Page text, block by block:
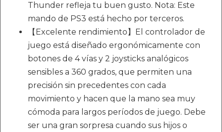
Thunder refleja tu buen gusto. Nota: Este
mando de PS3 está hecho por terceros.
【Excelente rendimiento】El controlador de
juego está diseñado ergonómicamente con
botones de 4 vías y 2 joysticks analógicos
sensibles a 360 grados, que permiten una
precisión sin precedentes con cada
movimiento y hacen que la mano sea muy
cómoda para largos períodos de juego. Debe
ser una gran sorpresa cuando sus hijos o